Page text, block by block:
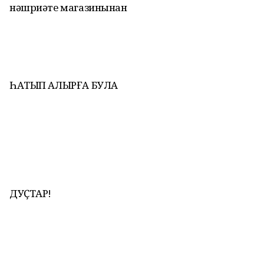
нәшриәте магазинынан
ҺАТЫП АЛЫРҒА БУЛА
ДУҪТАР!